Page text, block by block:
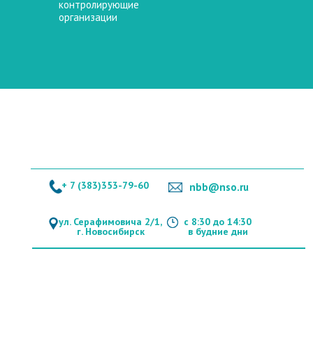
контролирующие
организации
ул. Серафимовича 2/1,
г. Новосибирск
+ 7 (383)353-79-60 nbb@nso.ru
с 8:30 до 14:30
в будние дни